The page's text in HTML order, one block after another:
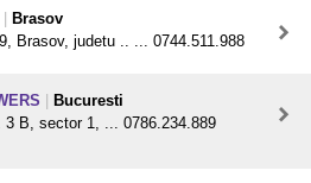
Brasov
Brasov, judetu .. ... 0744.511.988
Bucuresti
3 B, sector 1, ... 0786.234.889